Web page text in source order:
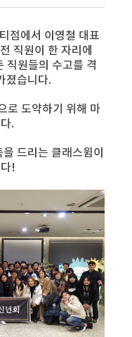
점에서 이영철 대표
직원이 한 자리에
직원들의 수고를 격
졌습니다.
로 도약하기 위해 마
.
드리는 클래스윔이
!